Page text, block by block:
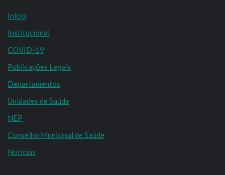
Início
Institucional
COVID-19
Publicações Legais
Departamentos
Unidades de Saúde
NEP
Conselho Municipal de Saúde
Notícias